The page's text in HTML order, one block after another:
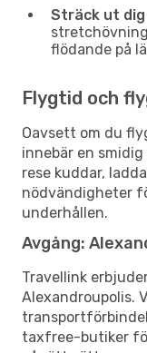
Sträck ut
flödande på
Flygtid och
Oavsett om du
innebär en
rese kuddar,
nödvändigheter
underhållen.
Avgång:
Travellink
Alexandroupolis.
taxfree-butiker